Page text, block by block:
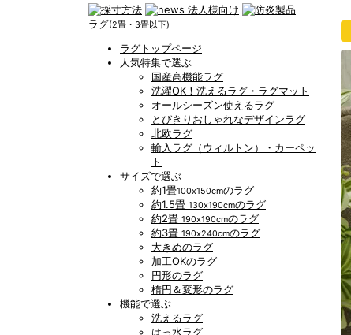
ラグ(2畳・3畳以下)
ラグトップページ
人気特集で選ぶ
国産高機能ラグ
洗濯OK！洗えるラグ・ラグマット
オールシーズン使えるラグ
とびきりおしゃれなデザインラグ
北欧ラグ
輸入ラグ（ウィルトン）・カーペッ
ト
サイズで選ぶ
約1畳100x150cmのラグ
約1.5畳 130x190cmのラグ
約2畳 190x190cmのラグ
約3畳 190x240cmのラグ
大きめのラグ
加工OKのラグ
円形のラグ
楕円＆変形のラグ
機能で選ぶ
洗えるラグ
はっ水ラグ